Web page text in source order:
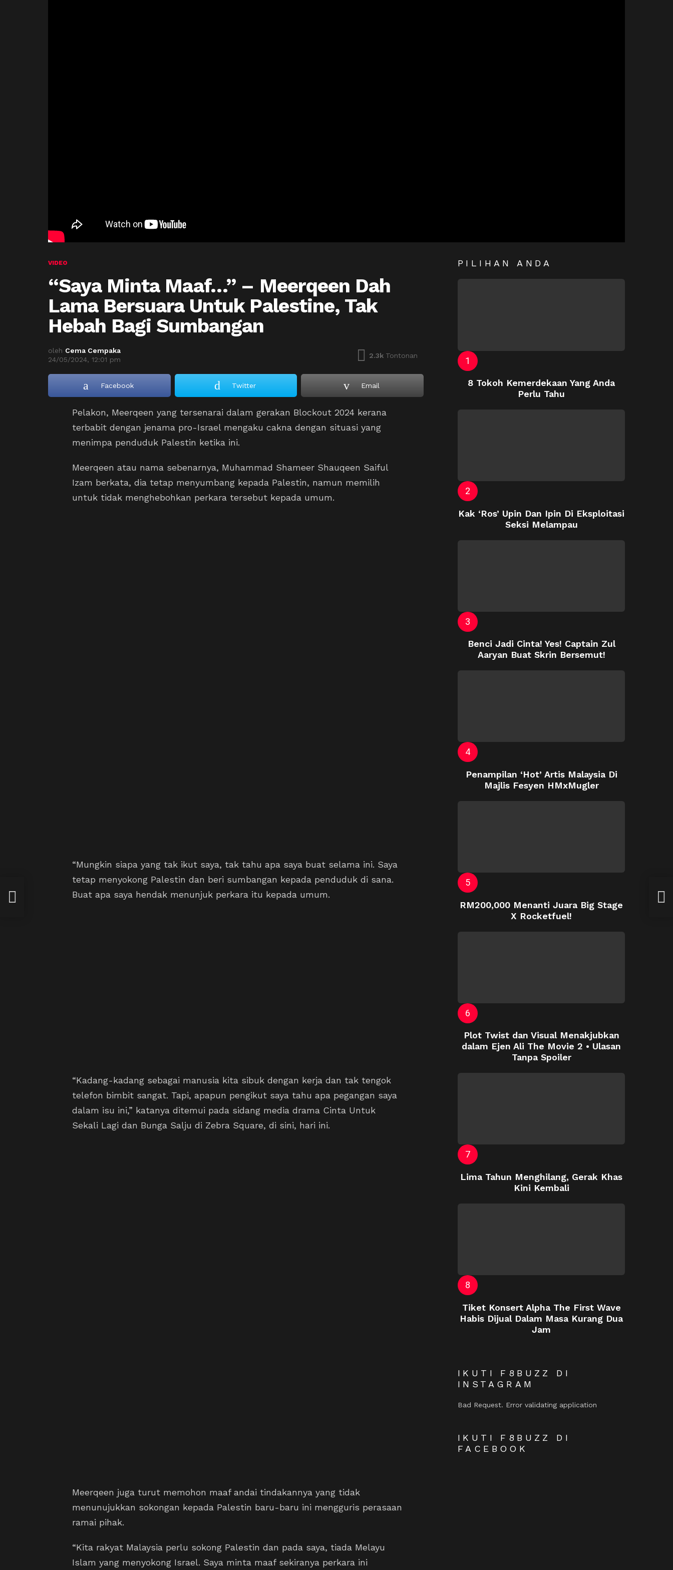
VIDEO
“Saya Minta Maaf…” – Meerqeen Dah
Lama Bersuara Untuk Palestine, Tak
Hebah Bagi Sumbangan
oleh Cema Cempaka
24/05/2024, 12:01 pm
2.3k Tontonan
Facebook Twitter Email
Pelakon, Meerqeen yang tersenarai dalam gerakan Blockout 2024 kerana
terbabit dengan jenama pro-Israel mengaku cakna dengan situasi yang
menimpa penduduk Palestin ketika ini.
Meerqeen atau nama sebenarnya, Muhammad Shameer Shauqeen Saiful
Izam berkata, dia tetap menyumbang kepada Palestin, namun memilih
untuk tidak menghebohkan perkara tersebut kepada umum.
“Mungkin siapa yang tak ikut saya, tak tahu apa saya buat selama ini. Saya
tetap menyokong Palestin dan beri sumbangan kepada penduduk di sana.
Buat apa saya hendak menunjuk perkara itu kepada umum.
“Kadang-kadang sebagai manusia kita sibuk dengan kerja dan tak tengok
telefon bimbit sangat. Tapi, apapun pengikut saya tahu apa pegangan saya
dalam isu ini,” katanya ditemui pada sidang media drama Cinta Untuk
Sekali Lagi dan Bunga Salju di Zebra Square, di sini, hari ini.
Meerqeen juga turut memohon maaf andai tindakannya yang tidak
menunujukkan sokongan kepada Palestin baru-baru ini mengguris perasaan
ramai pihak.
“Kita rakyat Malaysia perlu sokong Palestin dan pada saya, tiada Melayu
Islam yang menyokong Israel. Saya minta maaf sekiranya perkara ini
PILIHAN ANDA
8 Tokoh Kemerdekaan Yang Anda
Perlu Tahu
Kak ‘Ros’ Upin Dan Ipin Di Eksploitasi
Seksi Melampau
Benci Jadi Cinta! Yes! Captain Zul
Aaryan Buat Skrin Bersemut!
Penampilan ‘Hot’ Artis Malaysia Di
Majlis Fesyen HMxMugler
RM200,000 Menanti Juara Big Stage
X Rocketfuel!
Plot Twist dan Visual Menakjubkan
dalam Ejen Ali The Movie 2 • Ulasan
Tanpa Spoiler
Lima Tahun Menghilang, Gerak Khas
Kini Kembali
Tiket Konsert Alpha The First Wave
Habis Dijual Dalam Masa Kurang Dua
Jam
IKUTI F8BUZZ DI
INSTAGRAM
Bad Request. Error validating application
IKUTI F8BUZZ DI
FACEBOOK